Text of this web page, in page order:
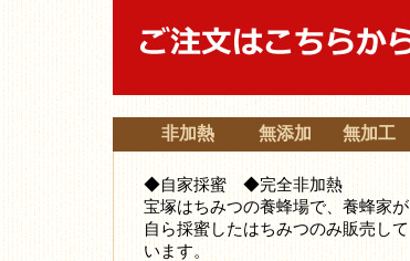
非加熱 無添加 無加工
◆自家採蜜 ◆完全非加熱
宝塚はちみつの養蜂場で、養蜂家が
自ら採蜜したはちみつのみ販売して
います。